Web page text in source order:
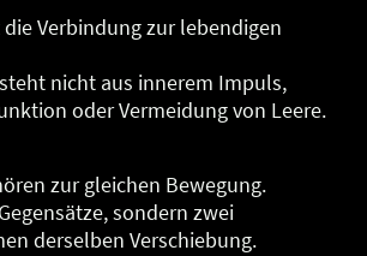
Verbindung zur lebendigen
nicht aus innerem Impuls,
oder Vermeidung von Leere.
zur gleichen Bewegung.
sondern zwei
derselben Verschiebung.